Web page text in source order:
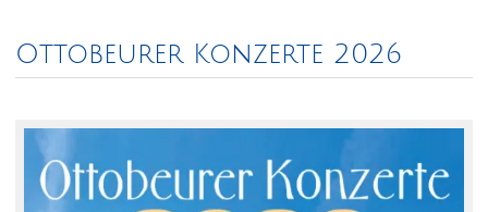
Ottobeurer Konzerte 2026